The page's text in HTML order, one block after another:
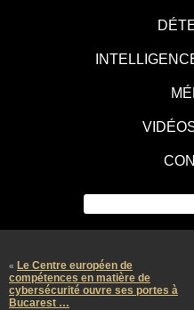
« Le Centre européen de
compétences en matière de
cybersécurité ouvre ses portes à
Bucarest …